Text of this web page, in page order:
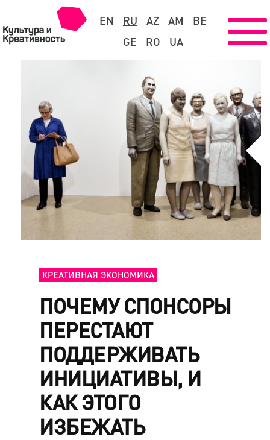
EN RU AZ AM
BE
GE
RO UA
КРЕАТИВНАЯ ЭКОНОМИКА
ПОЧЕМУ СПОНСОРЫ
ПЕРЕСТАЮТ
ПОДДЕРЖИВАТЬ
ИНИЦИАТИВЫ, И
КАК ЭТОГО
ИЗБЕЖАТЬ